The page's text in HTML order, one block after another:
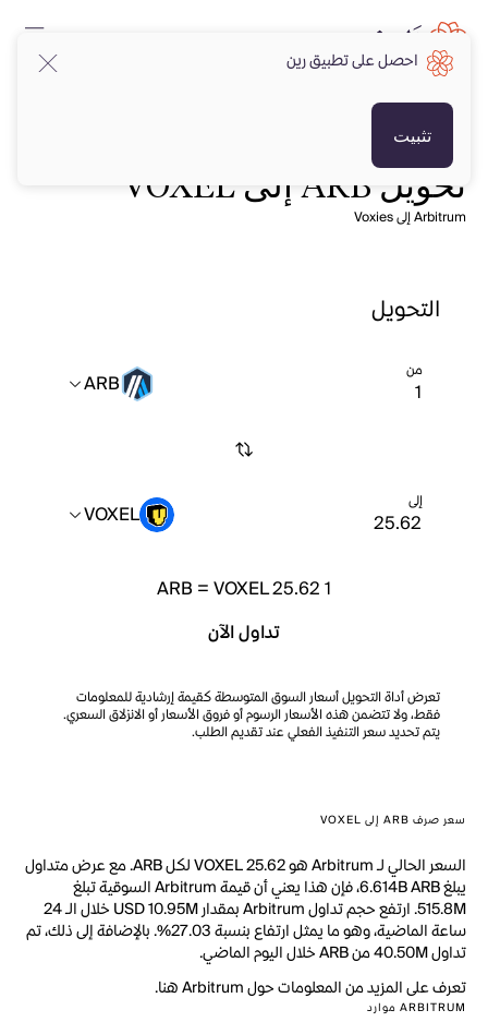
تحويل ARB إلى VOXEL
Arbitrum إلى Voxies
التحويل
من ARB
إلى VOXEL
1
ARB =VOXEL 25.62
تداول الآن
تعرض أداة التحويل أسعار السوق المتوسطة كقيمة إرشادية للمعلومات
فقط، ولا تتضمن هذه الأسعار الرسوم أو فروق الأسعار أو الانزلاق السعري.
يتم تحديد سعر التنفيذ الفعلي عند تقديم الطلب.
سعر صرف ARB إلى VOXEL
السعر الحالي لـ Arbitrum هو VOXEL 25.62 لكل ARB. مع عرض متداول
يبلغ 6.614B ARB، فإن هذا يعني أن قيمة Arbitrum السوقية تبلغ
515.8M. ارتفع حجم تداول Arbitrum بمقدار USD 10.95M خلال الـ 24
ساعة الماضية، وهو ما يمثل ارتفاع بنسبة 27.03%. بالإضافة إلى ذلك، تم
تداول 40.50M من ARB خلال اليوم الماضي.
تعرف على المزيد من المعلومات حول Arbitrum هنا.
ARBITRUM موارد
احصل على تطبيق رين
تثبيت